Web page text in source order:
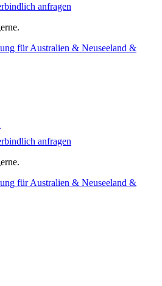
anfragen
für Australien & Neuseeland &
anfragen
für Australien & Neuseeland &